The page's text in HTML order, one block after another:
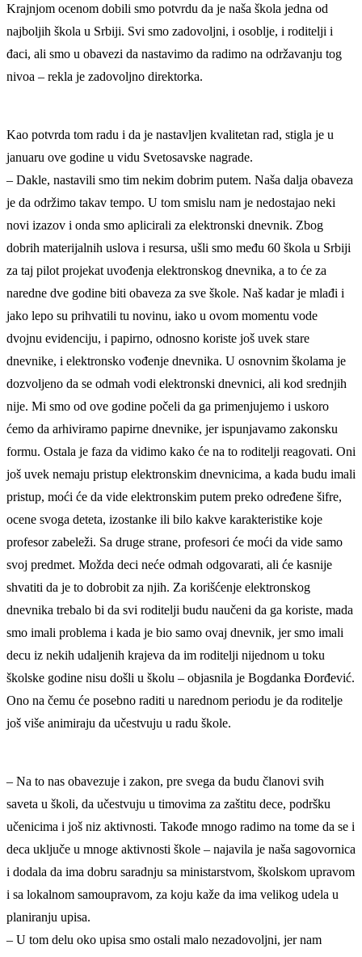
Krajnjom ocenom dobili smo potvrdu da je naša škola jedna od
najboljih škola u Srbiji. Svi smo zadovoljni, i osoblje, i roditelji i
đaci, ali smo u obavezi da nastavimo da radimo na održavanju tog
nivoa – rekla je zadovoljno direktorka.
Kao potvrda tom radu i da je nastavljen kvalitetan rad, stigla je u
januaru ove godine u vidu Svetosavske nagrade.
– Dakle, nastavili smo tim nekim dobrim putem. Naša dalja obaveza
je da održimo takav tempo. U tom smislu nam je nedostajao neki
novi izazov i onda smo aplicirali za elektronski dnevnik. Zbog
dobrih materijalnih uslova i resursa, ušli smo među 60 škola u Srbiji
za taj pilot projekat uvođenja elektronskog dnevnika, a to će za
naredne dve godine biti obaveza za sve škole. Naš kadar je mlađi i
jako lepo su prihvatili tu novinu, iako u ovom momentu vode
dvojnu evidenciju, i papirno, odnosno koriste još uvek stare
dnevnike, i elektronsko vođenje dnevnika. U osnovnim školama je
dozvoljeno da se odmah vodi elektronski dnevnici, ali kod srednjih
nije. Mi smo od ove godine počeli da ga primenjujemo i uskoro
ćemo da arhiviramo papirne dnevnike, jer ispunjavamo zakonsku
formu. Ostala je faza da vidimo kako će na to roditelji reagovati. Oni
još uvek nemaju pristup elektronskim dnevnicima, a kada budu imali
pristup, moći će da vide elektronskim putem preko određene šifre,
ocene svoga deteta, izostanke ili bilo kakve karakteristike koje
profesor zabeleži. Sa druge strane, profesori će moći da vide samo
svoj predmet. Možda deci neće odmah odgovarati, ali će kasnije
shvatiti da je to dobrobit za njih. Za korišćenje elektronskog
dnevnika trebalo bi da svi roditelji budu naučeni da ga koriste, mada
smo imali problema i kada je bio samo ovaj dnevnik, jer smo imali
decu iz nekih udaljenih krajeva da im roditelji nijednom u toku
školske godine nisu došli u školu – objasnila je Bogdanka Đorđević.
Ono na čemu će posebno raditi u narednom periodu je da roditelje
još više animiraju da učestvuju u radu škole.
– Na to nas obavezuje i zakon, pre svega da budu članovi svih
saveta u školi, da učestvuju u timovima za zaštitu dece, podršku
učenicima i još niz aktivnosti. Takođe mnogo radimo na tome da se i
deca uključe u mnoge aktivnosti škole – najavila je naša sagovornica
i dodala da ima dobru saradnju sa ministarstvom, školskom upravom
i sa lokalnom samoupravom, za koju kaže da ima velikog udela u
planiranju upisa.
– U tom delu oko upisa smo ostali malo nezadovoljni, jer nam